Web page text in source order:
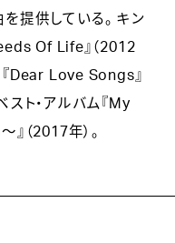
提供している。 キン
Of Life』（2012
『Dear Love Songs』
ト・アルバム『My
（2017年）。